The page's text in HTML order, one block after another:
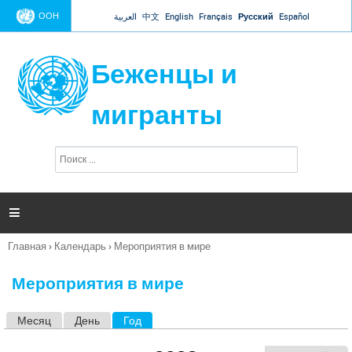
Jump to navigation
ООН العربية 中文 English Français Русский Español
Беженцы и
мигранты
п
и

Вы
Главная › Календарь › Мероприятия в мире
Мероприятия в мире
Месяц День Год